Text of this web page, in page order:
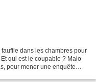
dans les chambres pour
qui est le coupable ? Malo
pour mener une enquête